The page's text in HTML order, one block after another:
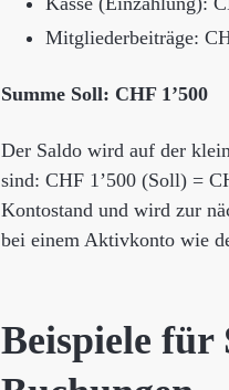
Mitgliederbeiträge:
Summe Soll: CHF 1’500
Der Saldo wird auf der
sind: CHF 1’500 (Soll) =
Kontostand und wird zur
bei einem Aktivkonto wie
Beispiele für